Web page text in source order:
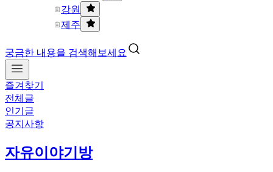
강원
제주
궁금한 내용을 검색해보세요
즐겨찾기
전체글
인기글
공지사항
자유이야기방